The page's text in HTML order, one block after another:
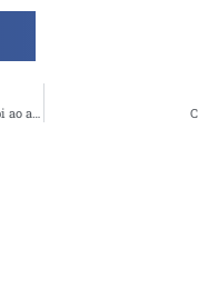
Petrobras revê gestão e governança e prevê cortar custos em R$ 1,8 bi ao ano